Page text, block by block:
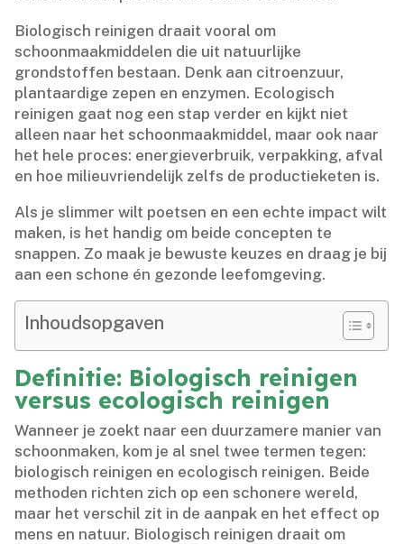
Biologisch reinigen draait vooral om
schoonmaakmiddelen die uit natuurlijke
grondstoffen bestaan.​ Denk aan citroenzuur,
plantaardige zepen en enzymen.​ Ecologisch
reinigen gaat nog een stap verder en kijkt niet
alleen naar het schoonmaakmiddel, maar ook naar
het hele proces: energieverbruik, verpakking, afval
en hoe milieuvriendelijk zelfs de productieketen is.​
Als je slimmer wilt poetsen en een echte impact wilt
maken, is het handig om beide concepten te
snappen.​ Zo maak je bewuste keuzes en draag je bij
aan een schone én gezonde leefomgeving.​
Inhoudsopgaven
Definitie: Biologisch reinigen
versus ecologisch reinigen
Wanneer je zoekt naar een duurzamere manier van
schoonmaken, kom je al snel twee termen tegen:
biologisch reinigen en ecologisch reinigen.​ Beide
methoden richten zich op een schonere wereld,
maar het verschil zit in de aanpak en het effect op
mens en natuur.​ Biologisch reinigen draait om